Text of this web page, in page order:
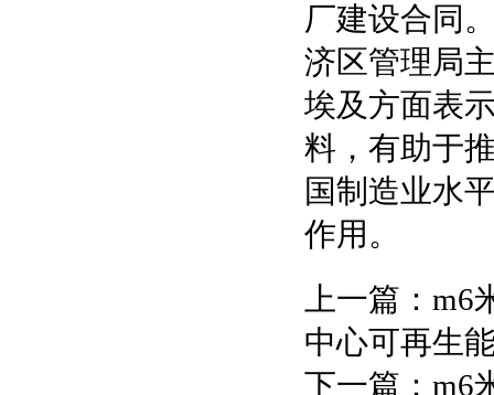
厂建设合同
济区管理局
埃及方面表
料，有助于
国制造业水
作用。
上一篇： m6
中心可再生
下一篇： m6